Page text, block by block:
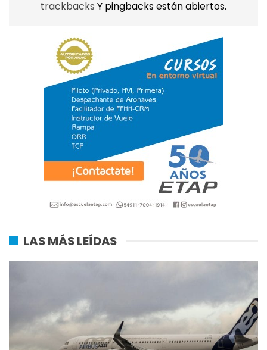
trackbacks Y pingbacks están abiertos.
LAS MÁS LEÍDAS